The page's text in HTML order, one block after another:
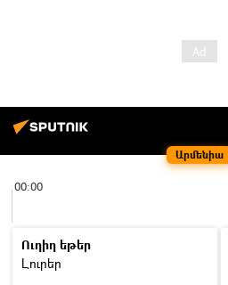
Արմենիա
00:00
Ուղիղ եթեր
Լուրեր